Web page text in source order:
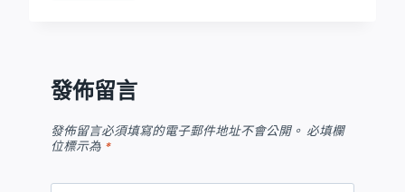
發佈留言
發佈留言必須填寫的電子郵件地址不會公開。 必填欄
位標示為 *